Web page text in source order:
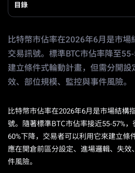
目錄
比特幣市佔率在2026年6月是市場
交易訊號。標準BTC市佔率降至
建立條件式輪動計畫，但需分開設
效、部位規模、監控與事件風險。
比特幣市佔率在2026年6月是市場結構
號。隨著標準BTC市佔率接近55-57%，
60%下降，交易者可以利用它來建立條
應在開倉前區分設定、進場邏輯、失效
件風險。